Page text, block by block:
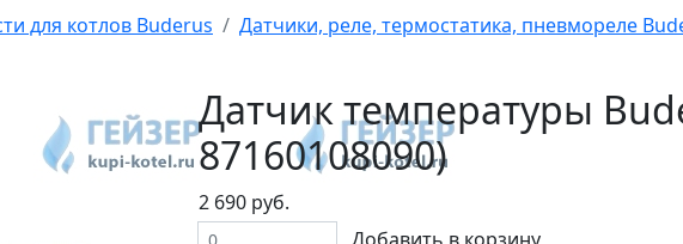
для котлов Buderus
Датчики, реле, термостатика, пневмореле
Датчик температуры
87160108090)
2 690 руб.